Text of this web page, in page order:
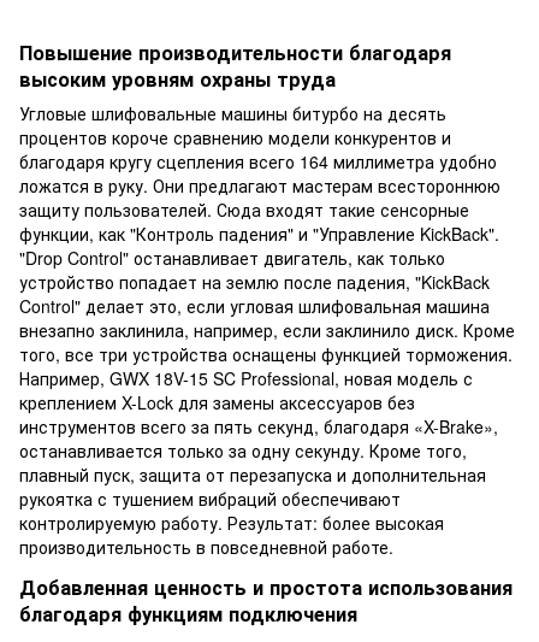
Повышение производительности благодаря
высоким уровням охраны труда
Угловые шлифовальные машины битурбо на десять
процентов короче сравнению модели конкурентов и
благодаря кругу сцепления всего 164 миллиметра удобно
ложатся в руку. Они предлагают мастерам всестороннюю
защиту пользователей. Сюда входят такие сенсорные
функции, как "Контроль падения" и "Управление KickBack".
"Drop Control" останавливает двигатель, как только
устройство попадает на землю после падения, "KickBack
Control" делает это, если угловая шлифовальная машина
внезапно заклинила, например, если заклинило диск. Кроме
того, все три устройства оснащены функцией торможения.
Например, GWX 18V-15 SC Professional, новая модель с
креплением X-Lock для замены аксессуаров без
инструментов всего за пять секунд, благодаря «X-Brake»,
останавливается только за одну секунду. Кроме того,
плавный пуск, защита от перезапуска и дополнительная
рукоятка с тушением вибраций обеспечивают
контролируемую работу. Результат: более высокая
производительность в повседневной работе.
Добавленная ценность и простота использования
благодаря функциям подключения